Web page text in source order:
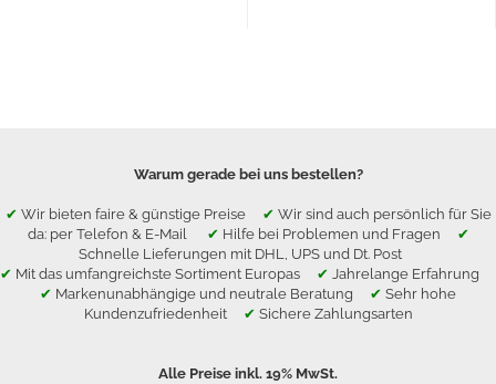
Warum gerade bei uns bestellen?
✔ Wir bieten faire & günstige Preise ✔ Wir sind auch persönlich für Sie
da: per Telefon & E-Mail ✔ Hilfe bei Problemen und Fragen ✔
Schnelle Lieferungen mit DHL, UPS und Dt. Post
✔ Mit das umfangreichste Sortiment Europas ✔ Jahrelange Erfahrung
✔ Markenunabhängige und neutrale Beratung ✔ Sehr hohe
Kundenzufriedenheit ✔ Sichere Zahlungsarten
Alle Preise inkl. 19% MwSt.